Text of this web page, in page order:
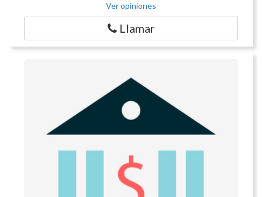
Ver opiniones
Llamar